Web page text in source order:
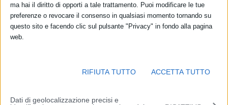
ma hai il diritto di opporti a tale trattamento. Puoi modificare le tue
preferenze o revocare il consenso in qualsiasi momento tornando su
questo sito e facendo clic sul pulsante "Privacy" in fondo alla pagina
web.
RIFIUTA TUTTO ACCETTA TUTTO
Dati di geolocalizzazione precisi e